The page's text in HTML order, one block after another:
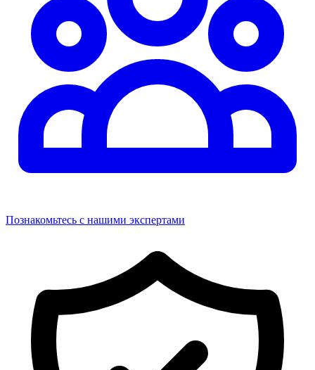
Познакомьтесь с нашими экспертами